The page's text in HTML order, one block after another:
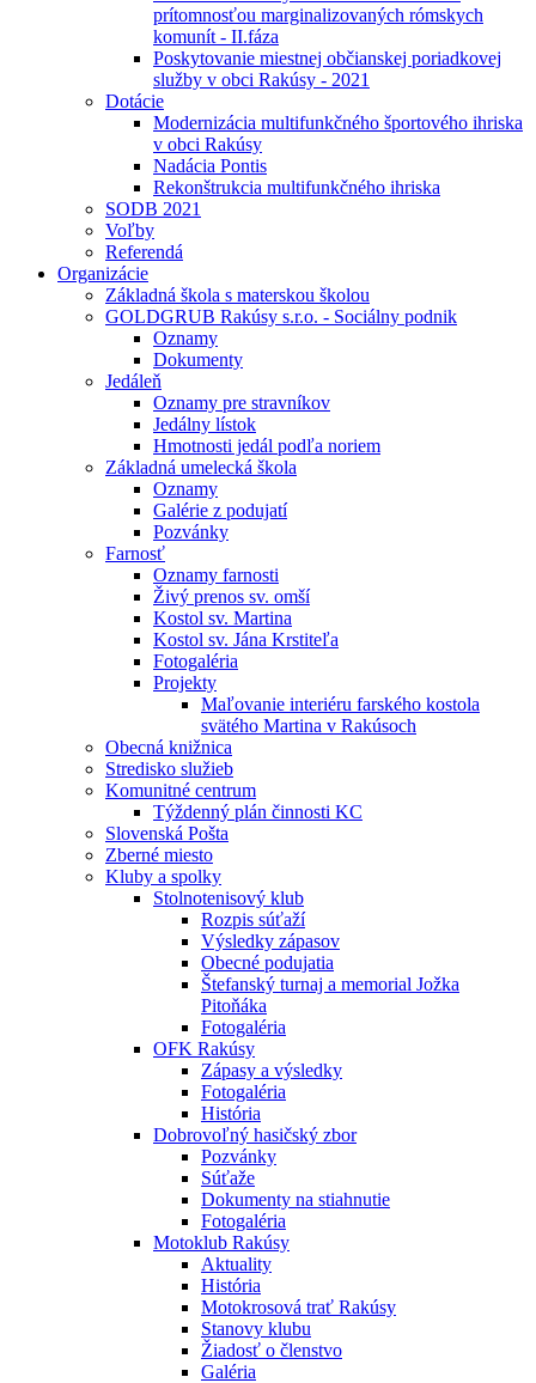
prítomnosťou marginalizovaných rómskych
komunít - II.fáza
Poskytovanie miestnej občianskej poriadkovej
služby v obci Rakúsy - 2021
Dotácie
Modernizácia multifunkčného športového ihriska
v obci Rakúsy
Nadácia Pontis
Rekonštrukcia multifunkčného ihriska
SODB 2021
Voľby
Referendá
Organizácie
Základná škola s materskou školou
GOLDGRUB Rakúsy s.r.o. - Sociálny podnik
Oznamy
Dokumenty
Jedáleň
Oznamy pre stravníkov
Jedálny lístok
Hmotnosti jedál podľa noriem
Základná umelecká škola
Oznamy
Galérie z podujatí
Pozvánky
Farnosť
Oznamy farnosti
Živý prenos sv. omší
Kostol sv. Martina
Kostol sv. Jána Krstiteľa
Fotogaléria
Projekty
Maľovanie interiéru farského kostola
svätého Martina v Rakúsoch
Obecná knižnica
Stredisko služieb
Komunitné centrum
Týždenný plán činnosti KC
Slovenská Pošta
Zberné miesto
Kluby a spolky
Stolnotenisový klub
Rozpis súťaží
Výsledky zápasov
Obecné podujatia
Štefanský turnaj a memorial Jožka
Pitoňáka
Fotogaléria
OFK Rakúsy
Zápasy a výsledky
Fotogaléria
História
Dobrovoľný hasičský zbor
Pozvánky
Súťaže
Dokumenty na stiahnutie
Fotogaléria
Motoklub Rakúsy
Aktuality
História
Motokrosová trať Rakúsy
Stanovy klubu
Žiadosť o členstvo
Galéria